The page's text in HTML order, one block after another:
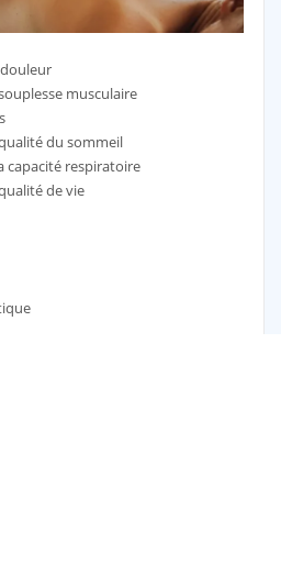
musculaire
du sommeil
capacité respiratoire
de vie